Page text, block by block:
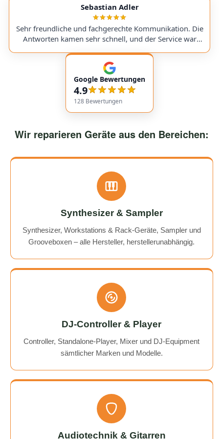
service with very transparent processes and pricing. I
sent in my Victory V4 Amp (Duchess). While waiting for
a replacement part, I was always kept fully informed. I
would use them again anytime!
Sebastian Adler
Sehr freundliche und fachgerechte Kommunikation. Die
Antworten kamen sehr schnell, und der Service war
empfehlenswert! Very friendly and professional
communication. Responses came very quickly, and the
service overall was extremely friendly and reliable.
Highly recommended!
Google Bewertungen
4.9
128 Bewertungen
Wir reparieren Geräte aus den Bereichen:
Synthesizer & Sampler
Synthesizer, Workstations & Rack-Geräte, Sampler und
Grooveboxen – alle Hersteller, herstellerunabhängig.
DJ-Controller & Player
Controller, Standalone-Player, Mixer und DJ-Equipment
sämtlicher Marken und Modelle.
Audiotechnik & Gitarren